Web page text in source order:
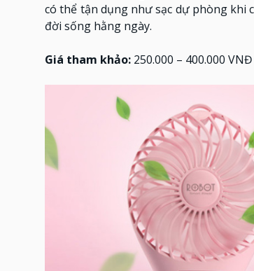
có thể tận dụng như sạc dự phòng khi
đời sống hằng ngày.
Giá tham khảo: 250.000 – 400.000 VNĐ